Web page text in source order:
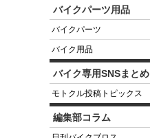
バイクパーツ用品
バイクパーツ
バイク用品
バイク専用SNSまとめ
モトクル投稿トピックス
編集部コラム